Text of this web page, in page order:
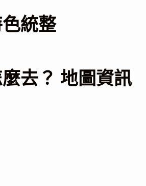
統整
去？ 地圖資訊